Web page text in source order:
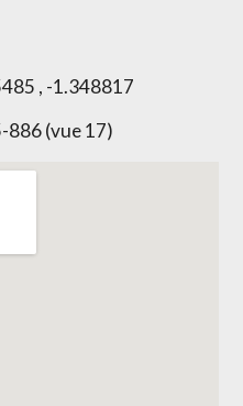
, -1.348817
886 (vue 17)